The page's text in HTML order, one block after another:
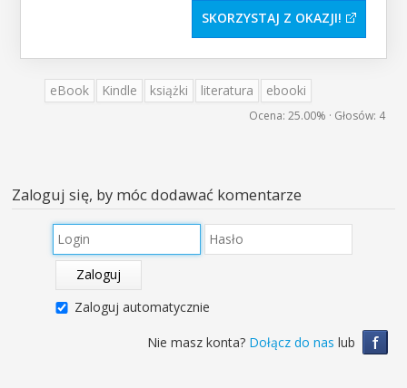
SKORZYSTAJ Z OKAZJI
eBook Kindle książki literatura ebooki
Ocena: 25.00% · Głosów: 4
Zaloguj się, by móc dodawać komentarze
Zaloguj
Zaloguj automatycznie
f
Nie masz konta? Dołącz do nas lub